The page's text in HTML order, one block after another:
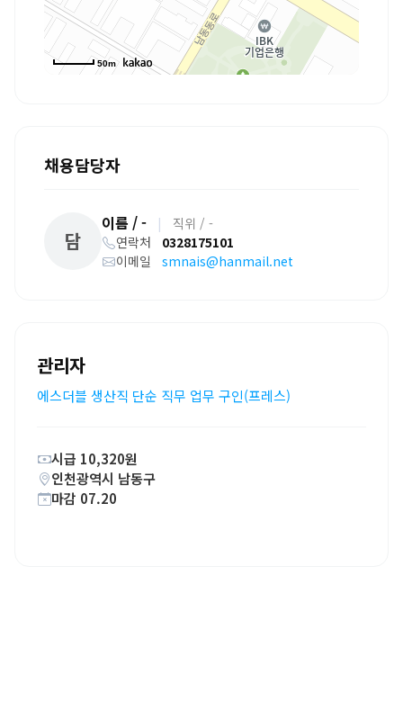
50m
채용담당자
담
이름 / - |
직위 / -
연락처 0328175101
이메일 smnais@hanmail.net
관리자
에스더블 생산직 단순 직무 업무 구인(프레스)
시급 10,320원
인천광역시 남동구
마감 07.20